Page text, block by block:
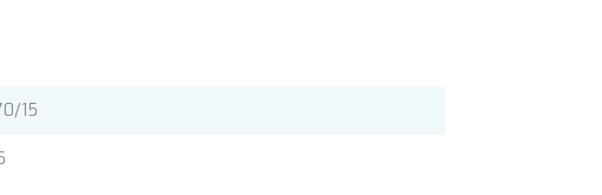
15